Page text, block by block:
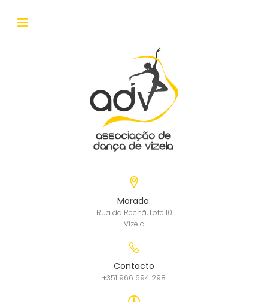
Morada:
Rua da Rechã, Lote 10
Vizela
Contacto
+351 966 694 298